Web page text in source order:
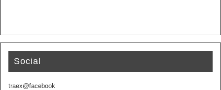
Social
traex@facebook